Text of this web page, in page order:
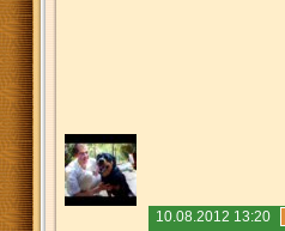
10.08.2012 13:20